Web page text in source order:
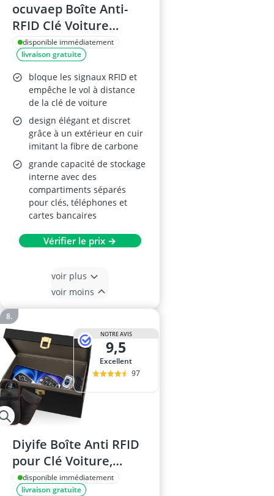
ocuvaep Boîte Anti-
RFID Clé Voiture
Grand – Étui RFID,
Protection Faraday,
Keyless Go
disponible immédiatement
livraison gratuite
bloque les signaux RFID et
empêche le vol à distance
de la clé de voiture
design élégant et discret
grâce à un extérieur en cuir
imitant la fibre de carbone
grande capacité de stockage
interne avec des
compartiments séparés
pour clés, téléphones et
cartes bancaires
Vérifier le prix →
voir plus
voir moins
NOTRE AVIS
9,5
Excellent
97
Diyife Boîte Anti RFID
pour Clé Voiture,
22x13x10.3CM
disponible immédiatement
livraison gratuite